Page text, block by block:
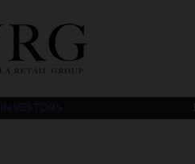
INVESTORS